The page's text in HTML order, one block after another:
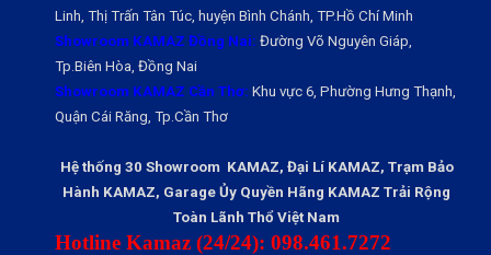
Linh, Thị Trấn Tân Túc, huyện Bình Chánh, TP.Hồ Chí Minh
Showroom KAMAZ Đồng Nai: Đường Võ Nguyên Giáp,
Tp.Biên Hòa, Đồng Nai
Showroom KAMAZ Cần Thơ: Khu vực 6, Phường Hưng Thạnh,
Quận Cái Răng, Tp.Cần Thơ
Hệ thống 30 Showroom KAMAZ, Đại Lí KAMAZ, Trạm Bảo
Hành KAMAZ, Garage Ủy Quyền Hãng KAMAZ Trải Rộng
Toàn Lãnh Thổ Việt Nam
Hotline Kamaz (24/24): 098.461.7272